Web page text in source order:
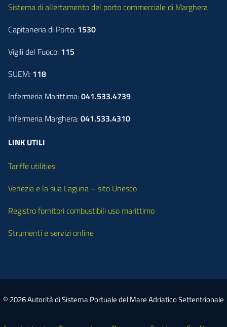
Sistema di allertamento del porto commerciale di Marghera
Capitaneria di Porto: 1530
Vigili del Fuoco: 115
SUEM: 118
Infermeria Marittima:041.533.4739
Infermeria Marghera:041.533.4310
LINK UTILI
Tariffe utilities
Venezia e la sua Laguna – sito Unesco
Registro fornitori combustibili uso marittimo
Strumenti e servizi online
© 2026 Autorità di Sistema Portuale del Mare Adriatico Settentrionale